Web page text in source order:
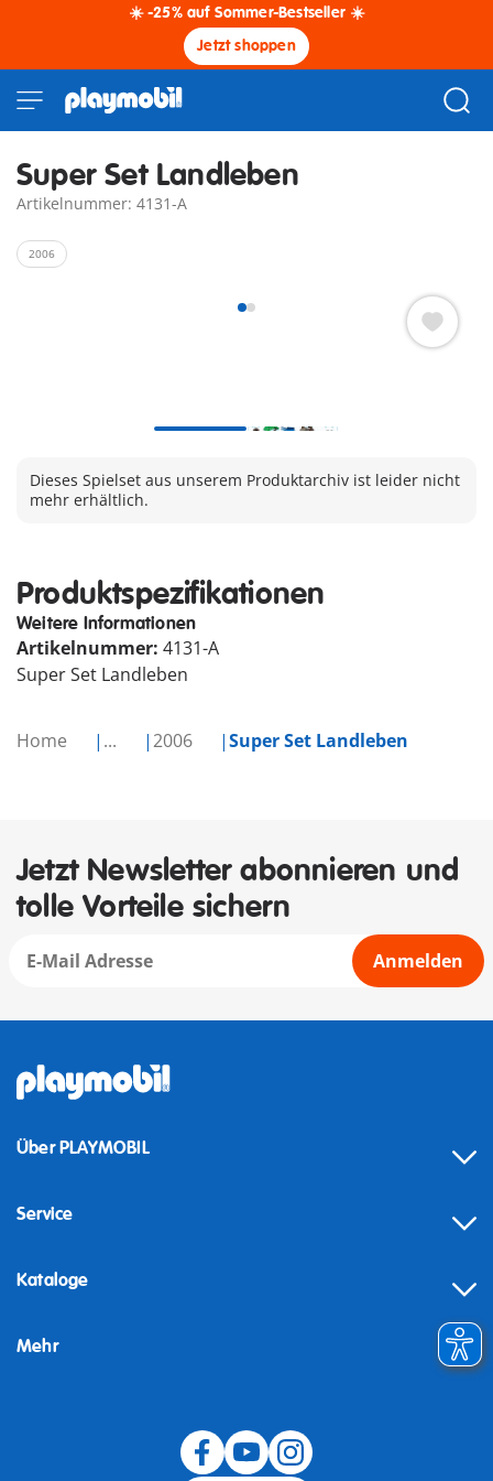
☀️ -25% auf Sommer-Bestseller ☀️
Jetzt shoppen
Home ... 2006 Super Set Landleben
Super Set Landleben
Artikelnummer: 4131-A
2006
Dieses Spielset aus unserem Produktarchiv ist leider nicht
mehr erhältlich.
Produktspezifikationen
Weitere Informationen
Artikelnummer: 4131-A
Super Set Landleben
Jetzt Newsletter abonnieren und
tolle Vorteile sichern
Anmelden
Über PLAYMOBIL
Service
Kataloge
Mehr